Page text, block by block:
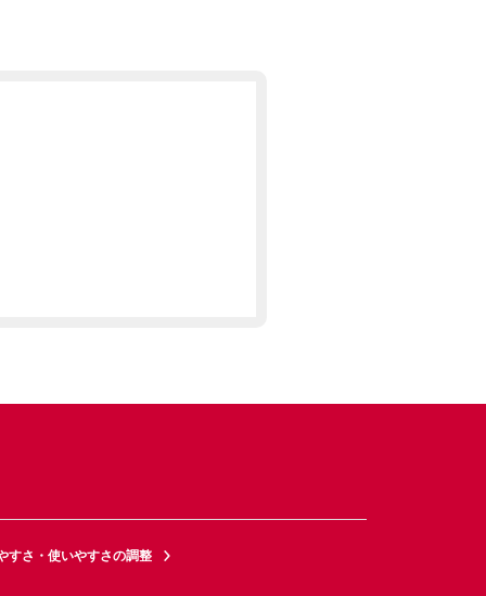
すさ・使いやすさの調整